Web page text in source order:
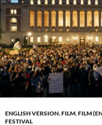
ENGLISH VERSION,FILM,FILM
FESTIVAL